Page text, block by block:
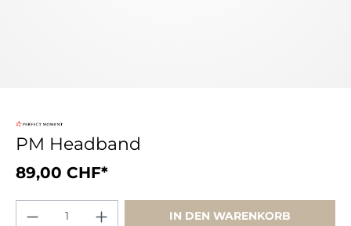
PM Headband
89,00 CHF*
IN DEN WARENKORB